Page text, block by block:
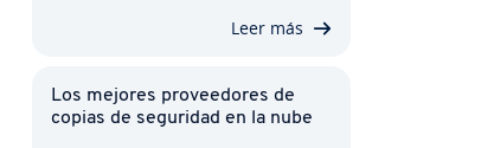
Leer más
Los mejores pro­vee­do­res de
copias de seguridad en la nube